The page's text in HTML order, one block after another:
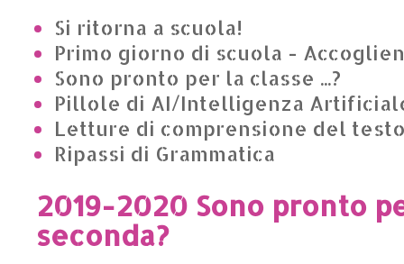
Si ritorna a scuola!
Primo giorno di scuola -
Sono pronto per la classe ...?
Pillole di AI/Intelligenza
Letture di comprensione del
Ripassi di Grammatica
2019-2020 Sono pronto
seconda?